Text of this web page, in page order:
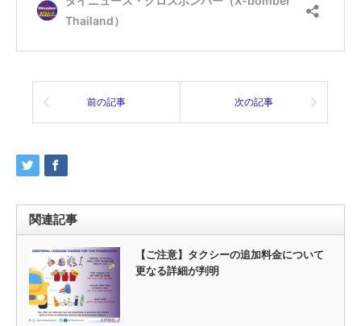
前の記事 次の記事
関連記事
【ご注意】タクシーの追加料金について
更なる詳細が判明